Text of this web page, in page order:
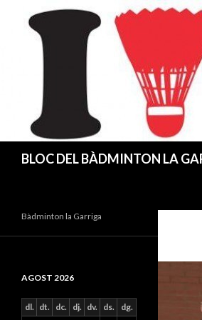
BLOC DEL BÀDMINTON LA
Bàdminton la Garriga
AGOST 2026
dl. dt. dc. dj. dv. ds. dg.